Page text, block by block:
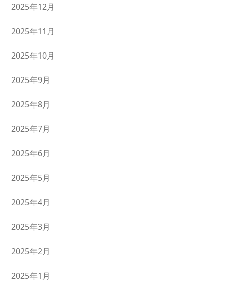
2025年12月
2025年11月
2025年10月
2025年9月
2025年8月
2025年7月
2025年6月
2025年5月
2025年4月
2025年3月
2025年2月
2025年1月